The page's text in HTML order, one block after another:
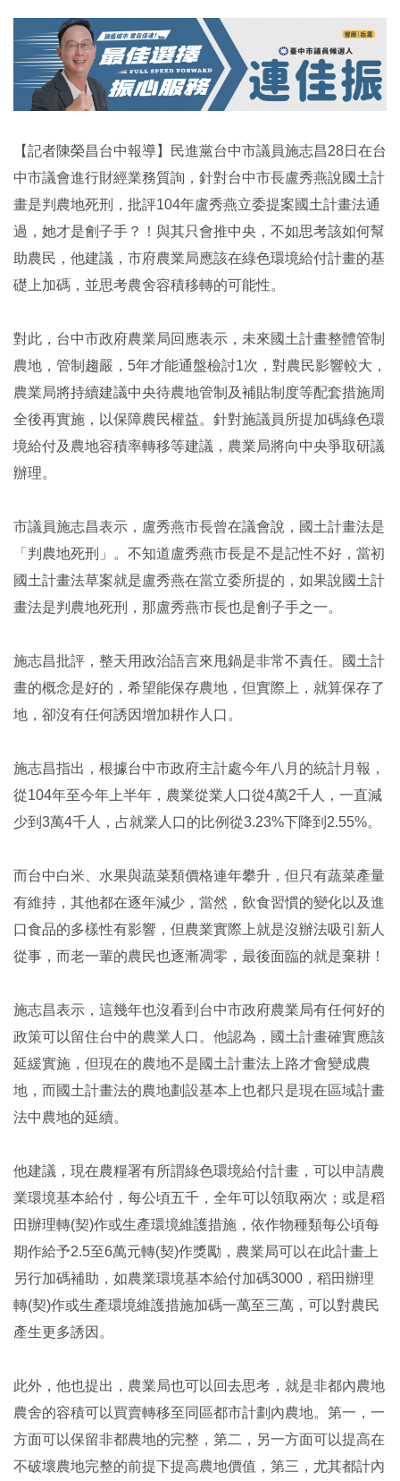
【記者陳榮昌台中報導】民進黨台中市議員施志昌28日在台
中市議會進行財經業務質詢，針對台中市長盧秀燕說國土計
畫是判農地死刑，批評104年盧秀燕立委提案國土計畫法通
過，她才是劊子手？！與其只會推中央，不如思考該如何幫
助農民，他建議，市府農業局應該在綠色環境給付計畫的基
礎上加碼，並思考農舍容積移轉的可能性。
對此，台中市政府農業局回應表示，未來國土計畫整體管制
農地，管制趨嚴，5年才能通盤檢討1次，對農民影響較大，
農業局將持續建議中央待農地管制及補貼制度等配套措施周
全後再實施，以保障農民權益。針對施議員所提加碼綠色環
境給付及農地容積率轉移等建議，農業局將向中央爭取研議
辦理。
市議員施志昌表示，盧秀燕市長曾在議會說，國土計畫法是
「判農地死刑」。不知道盧秀燕市長是不是記性不好，當初
國土計畫法草案就是盧秀燕在當立委所提的，如果說國土計
畫法是判農地死刑，那盧秀燕市長也是劊子手之一。
施志昌批評，整天用政治語言來甩鍋是非常不責任。國土計
畫的概念是好的，希望能保存農地，但實際上，就算保存了
地，卻沒有任何誘因增加耕作人口。
施志昌指出，根據台中市政府主計處今年八月的統計月報，
從104年至今年上半年，農業從業人口從4萬2千人，一直減
少到3萬4千人，占就業人口的比例從3.23%下降到2.55%。
而台中白米、水果與蔬菜類價格連年攀升，但只有蔬菜產量
有維持，其他都在逐年減少，當然，飲食習慣的變化以及進
口食品的多樣性有影響，但農業實際上就是沒辦法吸引新人
從事，而老一輩的農民也逐漸凋零，最後面臨的就是棄耕！
施志昌表示，這幾年也沒看到台中市政府農業局有任何好的
政策可以留住台中的農業人口。他認為，國土計畫確實應該
延緩實施，但現在的農地不是國土計畫法上路才會變成農
地，而國土計畫法的農地劃設基本上也都只是現在區域計畫
法中農地的延續。
他建議，現在農糧署有所謂綠色環境給付計畫，可以申請農
業環境基本給付，每公頃五千，全年可以領取兩次；或是稻
田辦理轉(契)作或生產環境維護措施，依作物種類每公頃每
期作給予2.5至6萬元轉(契)作獎勵，農業局可以在此計畫上
另行加碼補助，如農業環境基本給付加碼3000，稻田辦理
轉(契)作或生產環境維護措施加碼一萬至三萬，可以對農民
產生更多誘因。
此外，他也提出，農業局也可以回去思考，就是非都內農地
農舍的容積可以買賣轉移至同區都市計劃內農地。第一，一
方面可以保留非都農地的完整，第二，另一方面可以提高在
不破壞農地完整的前提下提高農地價值，第三，尤其都計內